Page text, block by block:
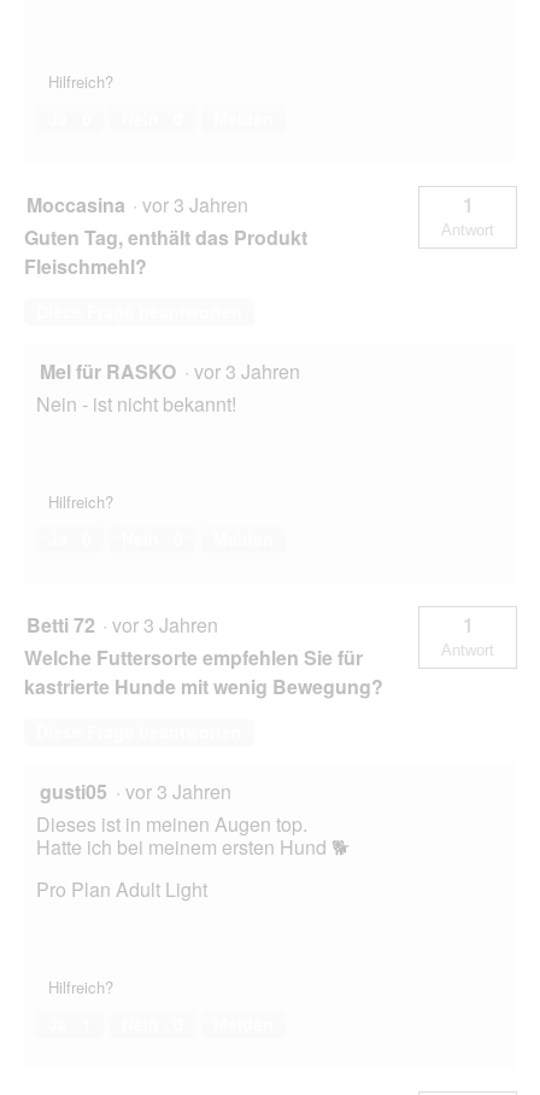
Hilfreich?
Moccasina · vor 3 Jahren
Guten Tag, enthält das Produkt
Fleischmehl?
1
Antwort
Mel für RASKO · vor 3 Jahren
Nein - ist nicht bekannt!
Hilfreich?
Betti 72 · vor 3 Jahren
Welche Futtersorte empfehlen Sie für
kastrierte Hunde mit wenig Bewegung?
1
Antwort
gusti05 · vor 3 Jahren
Dieses ist in meinen Augen top.
Hatte ich bei meinem ersten Hund 🐕
Pro Plan Adult Light
Hilfreich?